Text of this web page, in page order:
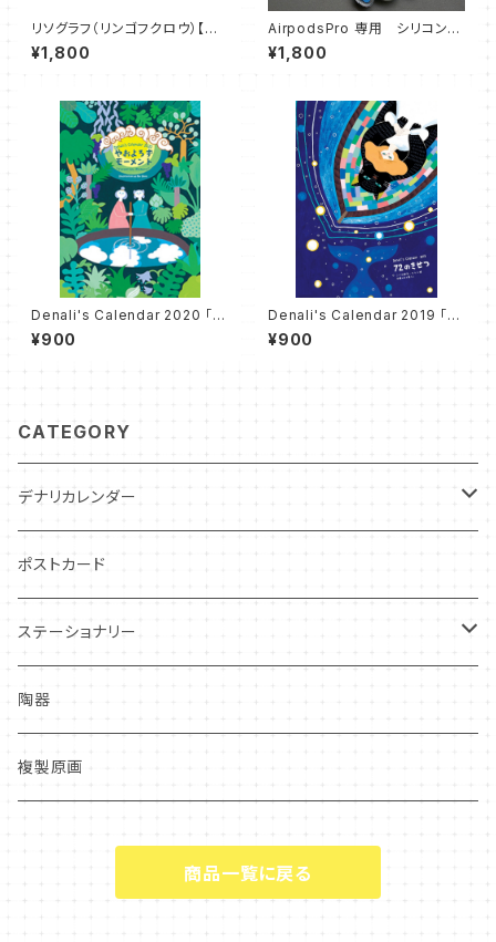
リソグラフ（リンゴフクロウ）【直
筆サイン入り】
¥1,800
AirpodsPro 専用 シリコンケ
ース
¥1,800
Denali's Calendar 2020 「や
およろずモーメント」
¥900
Denali's Calendar 2019 「７
２のきせつ」
¥900
CATEGORY
デナリカレンダー
過去カレンダー
ポストカード
ステーショナリー
クリアファイル
陶器
複製原画
商品一覧に戻る